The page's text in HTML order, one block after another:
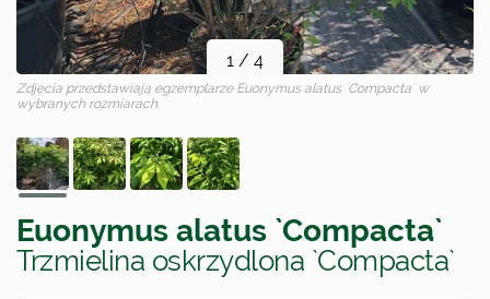
1 / 4
Zdjęcia przedstawiają egzemplarze Euonymus alatus `Compacta` w
wybranych rozmiarach.
Euonymus alatus `Compacta`
Trzmielina oskrzydlona `Compacta`